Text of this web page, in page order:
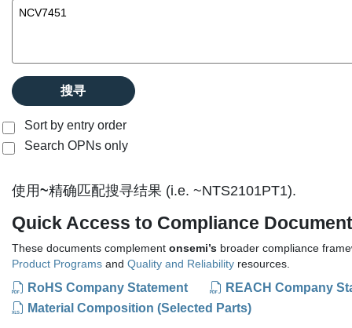
搜寻
Sort by entry order
Search OPNs only
使用~精确匹配搜寻结果 (i.e. ~NTS2101PT1).
Quick Access to Compliance
These documents complement onsemi’s broader compliance
Product Programs and Quality and Reliability resources.
RoHS Company Statement
REACH Company
Material Composition (Selected Parts)